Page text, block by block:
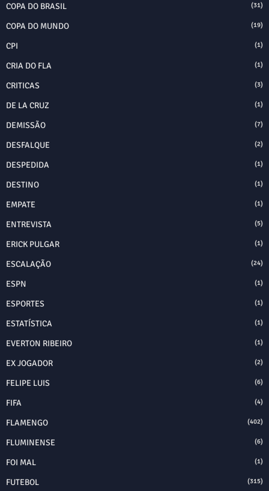
COPA DO BRASIL (31)
COPA DO MUNDO (19)
CPI (1)
CRIA DO FLA (1)
CRITICAS (3)
DE LA CRUZ (1)
DEMISSÃO (7)
DESFALQUE (2)
DESPEDIDA (1)
DESTINO (1)
EMPATE (1)
ENTREVISTA (5)
ERICK PULGAR (1)
ESCALAÇÃO (24)
ESPN (1)
ESPORTES (1)
ESTATÍSTICA (1)
EVERTON RIBEIRO (1)
EX JOGADOR (2)
FELIPE LUIS (6)
FIFA (4)
FLAMENGO (402)
FLUMINENSE (6)
FOI MAL (1)
FUTEBOL (315)